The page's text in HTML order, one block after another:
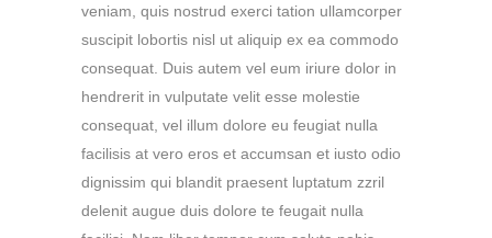
veniam, quis nostrud exerci tation ullamcorper
suscipit lobortis nisl ut aliquip ex ea commodo
consequat. Duis autem vel eum iriure dolor in
hendrerit in vulputate velit esse molestie
consequat, vel illum dolore eu feugiat nulla
facilisis at vero eros et accumsan et iusto odio
dignissim qui blandit praesent luptatum zzril
delenit augue duis dolore te feugait nulla